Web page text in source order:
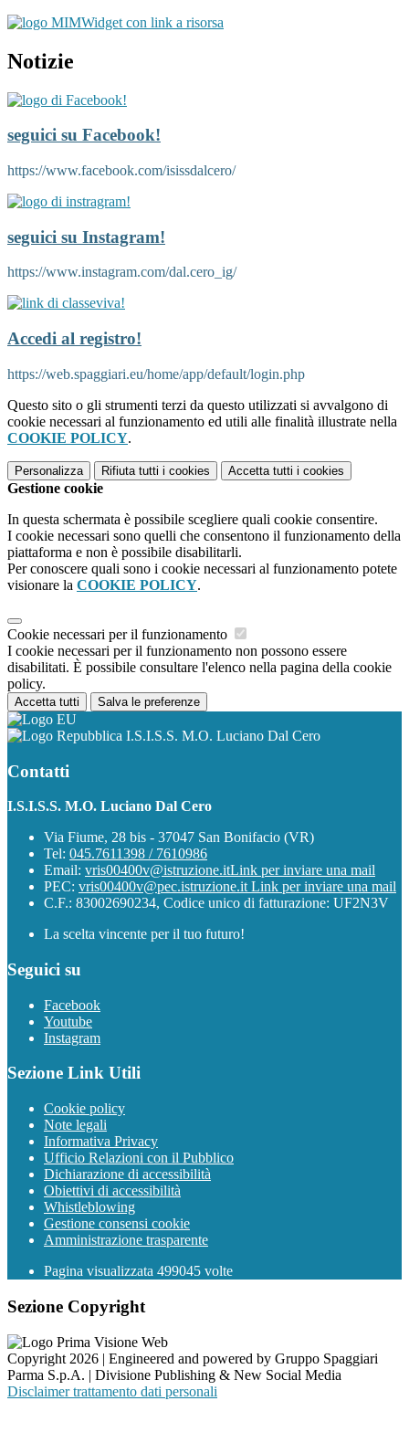
Widget con link a risorsa
Notizie
seguici su Facebook!
https://www.facebook.com/isissdalcero/
seguici su Instagram!
https://www.instagram.com/dal.cero_ig/
Accedi al registro!
https://web.spaggiari.eu/home/app/default/login.php
Questo sito o gli strumenti terzi da questo utilizzati si avvalgono di
cookie necessari al funzionamento ed utili alle finalità illustrate nella
COOKIE POLICY.
Personalizza Rifiuta tutti i cookies Accetta tutti i cookies
Gestione cookie
In questa schermata è possibile scegliere quali cookie consentire.
I cookie necessari sono quelli che consentono il funzionamento della
piattaforma e non è possibile disabilitarli.
Per conoscere quali sono i cookie necessari al funzionamento potete
visionare la COOKIE POLICY.
Cookie necessari per il funzionamento
I cookie necessari per il funzionamento non possono essere
disabilitati. È possibile consultare l'elenco nella pagina della cookie
policy.
Accetta tutti Salva le preferenze
I.S.I.S.S. M.O. Luciano Dal Cero
Contatti
I.S.I.S.S. M.O. Luciano Dal Cero
Via Fiume, 28 bis - 37047 San Bonifacio (VR)
Tel: 045.7611398 / 7610986
Email: vris00400v@istruzione.itLink per inviare una mail
PEC: vris00400v@pec.istruzione.it Link per inviare una mail
C.F.: 83002690234, Codice unico di fatturazione: UF2N3V
La scelta vincente per il tuo futuro!
Seguici su
Facebook
Youtube
Instagram
Sezione Link Utili
Cookie policy
Note legali
Informativa Privacy
Ufficio Relazioni con il Pubblico
Dichiarazione di accessibilità
Obiettivi di accessibilità
Whistleblowing
Gestione consensi cookie
Amministrazione trasparente
Pagina visualizzata 499045 volte
Sezione Copyright
Copyright 2026 | Engineered and powered by Gruppo Spaggiari
Parma S.p.A. | Divisione Publishing & New Social Media
Disclaimer trattamento dati personali